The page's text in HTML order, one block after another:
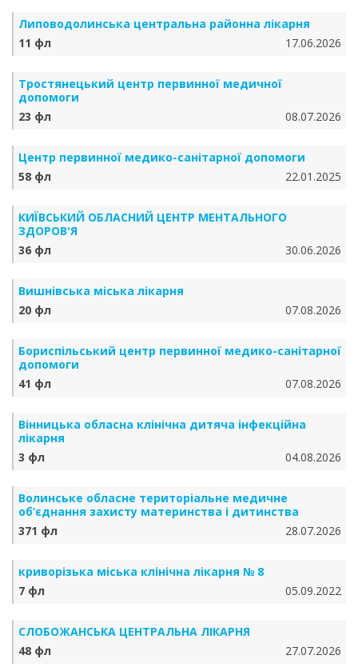
Липоводолинська центральна районна лікарня
11 фл
17.06.2026
Тростянецький центр первинної медичної
допомоги
23 фл
08.07.2026
Центр первинної медико-санітарної допомоги
58 фл
22.01.2025
КИЇВСЬКИЙ ОБЛАСНИЙ ЦЕНТР МЕНТАЛЬНОГО
ЗДОРОВ'Я
36 фл
30.06.2026
Вишнівська міська лікарня
20 фл
07.08.2026
Бориспільський центр первинної медико-санітарної
допомоги
41 фл
07.08.2026
Вінницька обласна клінічна дитяча інфекційна
лікарня
3 фл
04.08.2026
Волинське обласне територіальне медичне
об’єднання захисту материнства і дитинства
371 фл
28.07.2026
криворізька міська клінічна лікарня № 8
7 фл
05.09.2022
СЛОБОЖАНСЬКА ЦЕНТРАЛЬНА ЛІКАРНЯ
48 фл
27.07.2026